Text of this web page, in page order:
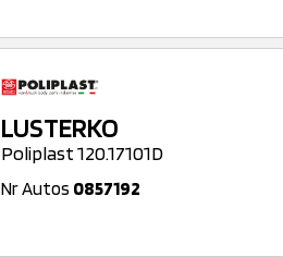
LUSTERKO
Poliplast 120.17101D
Nr Autos 0857192